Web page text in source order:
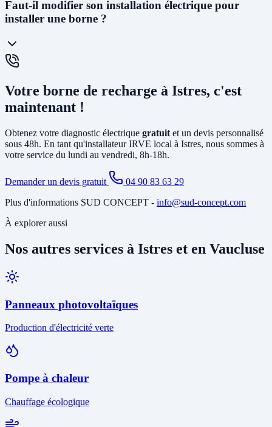
Laprise renforcée (Green'Up)délivre 3,2kW et permet de
recharger un véhicule en 12 à 20h. C'est la solution la plus
économique. La wallbox (7kW à 22kW) est beaucoup plus rapide
smartphone, et obligatoire pour certains types de véhicules. C'est la
solution recommandée pour un usage quotidien.
Faut-il modifier son installation électrique pour
installer une borne ?
Cela dépend de votre installation existante. Dans la plupart des
le tableau électrique et poser un disjoncteur différentiel spécifique. Si
votre abonnement est trop faible, il peut être nécessaire d'
la puissance souscrite
Votre borne de recharge à Istres, c'est
maintenant !
Obtenez votre diagnostic électrique gratuit et un devis personnalisé
sous 48h. En tant qu'installateur IRVE local à Istres, nous sommes à
votre service du lundi au vendredi, 8h-18h.
Demander un devis gratuit
04 90 83 63 29
Plus d'informations SUD CONCEPT - info@sud-concept.com
À explorer aussi
Nos autres services à Istres et en Vaucluse
Panneaux photovoltaïques
Production d'électricité verte
Pompe à chaleur
Chauffage écologique